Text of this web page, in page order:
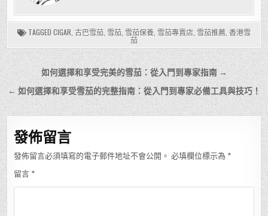
TAGGED CIGAR 古巴雪茄 雪茄 雪茄保養 雪茄專賣店 雪茄推薦 香港雪
茄
文
章
導
覽
如何選擇和享受完美的雪茄：從入門到專家指南 →
← 如何選擇和享受雪茄的完整指南：從入門到專家必備工具與技巧！
發佈留言
發佈留言必須填寫的電子郵件地址不會公開。 必填欄位標示為 *
留言 *